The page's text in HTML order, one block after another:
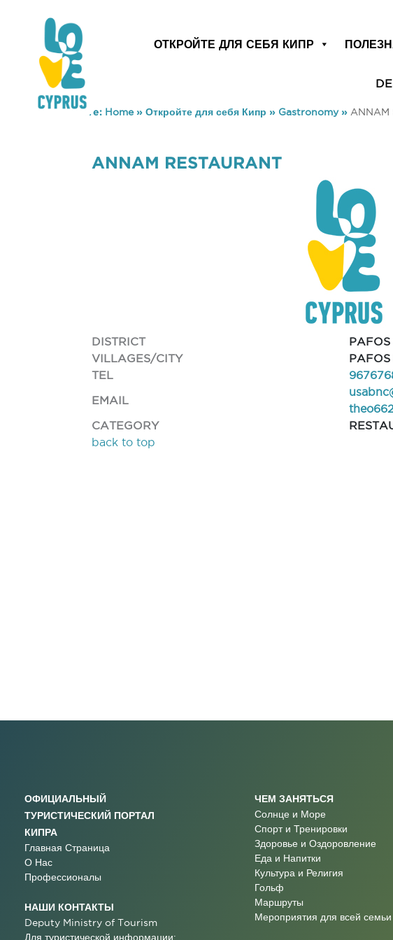
ОТКРОЙТЕ ДЛЯ СЕБЯ КИПР
You are here: Home» Откройте для себя Кипр » Gastronomy» ANNAM
ANNAM RESTAURANT
DISTRICT
PAFOS
VILLAGES/CITY
TEL
EMAIL
CATEGORY
back to top
ОФИЦИАЛЬНЫЙ
ТУРИСТИЧЕСКИЙ ПОРТАЛ
КИПРА
Главная Страница
О Нас
Профессионалы
НАШИ КОНТАКТЫ
Deputy Ministry of Tourism
Для туристической информации:
ЧЕМ ЗАНЯТЬСЯ
Солнце и Море
Спорт и Тренировки
Здоровье и Оздоровление
Еда и Напитки
Культура и Религия
Гольф
Маршруты
Мероприятия для всей семьи